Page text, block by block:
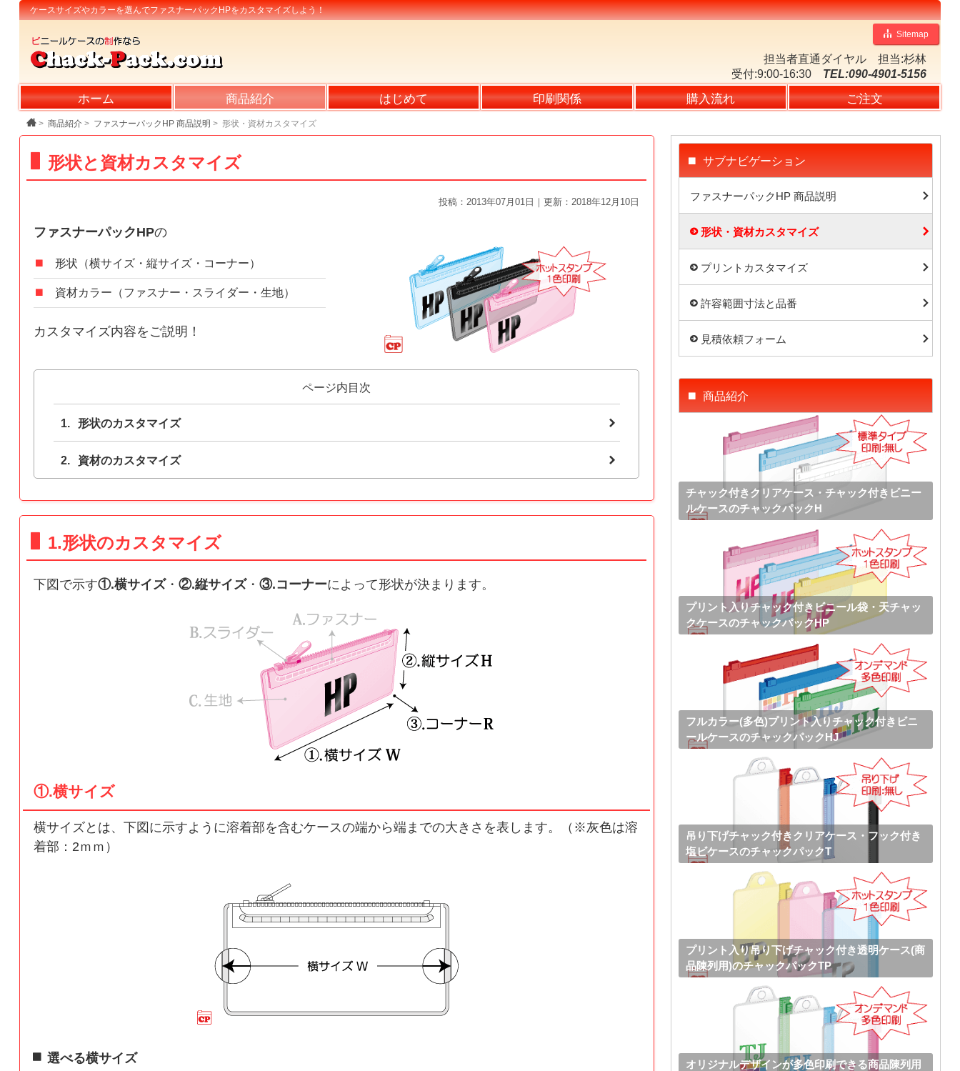
ケースサイズやカラーを選んでファスナーパックHPをカスタマイズしよう！
Sitemap
担当者直通ダイヤル 担当:杉林
受付:9:00-16:30 TEL:090-4901-5156
ホーム 商品紹介 はじめて 印刷関係 購入流れ ご注文
> 商品紹介> ファスナーパックHP 商品説明 > 形状・資材カスタマイズ
形状と資材カスタマイズ
投稿：2013年07月01日｜更新：2018年12月10日
ファスナーパックHPの
形状（横サイズ・縦サイズ・コーナー）
資材カラー（ファスナー・スライダー・生地）
カスタマイズ内容をご説明！
ページ内目次
形状のカスタマイズ
資材のカスタマイズ
1.形状のカスタマイズ
下図で示す①.横サイズ・②.縦サイズ・③.コーナーによって形状が決まります。
①.横サイズ
横サイズとは、下図に示すように溶着部を含むケースの端から端までの大きさを表します。（※灰色は溶
着部：2ｍｍ）
選べる横サイズ
サブナビゲーション
ファスナーパックHP 商品説明
形状・資材カスタマイズ
プリントカスタマイズ
許容範囲寸法と品番
見積依頼フォーム
商品紹介
チャック付きクリアケース・チャック付きビニー
ルケースのチャックパックH
プリント入りチャック付きビニール袋・天チャッ
クケースのチャックパックHP
フルカラー(多色)プリント入りチャック付きビニ
ールケースのチャックパックHJ
吊り下げチャック付きクリアケース・フック付き
塩ビケースのチャックパックT
プリント入り吊り下げチャック付き透明ケース(商
品陳列用)のチャックパックTP
オリジナルデザインが多色印刷できる商品陳列用